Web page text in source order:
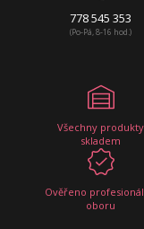
778 545 353
(Po-Pá, 8-16 hod.)
Všechny produkty
skladem
Ověřeno
oboru